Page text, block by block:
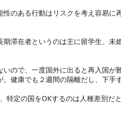
のある行動はリスクを考え容易に
滞在者というのは主に留学生、未
ので、一度国外に出ると再入国が
健康でも２週間の隔離だし、下手
定の国をOKするのは人種差別だ